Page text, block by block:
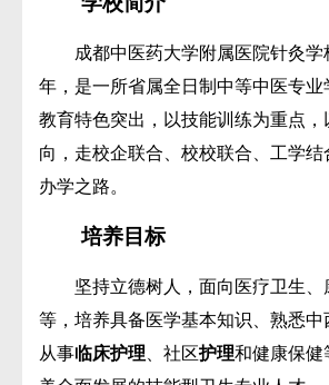
成都中医药大学附属医院针灸
年，是一所省属全日制中等中医专业
教育特色突出，以技能训练为重点，
向，走校企联合、校校联合、工学结
办学之路。
培养目标
坚持立德树人，面向医疗卫生、
等，培养具备医学基本知识、熟悉中
从事临床护理 、社区护理和健康保健